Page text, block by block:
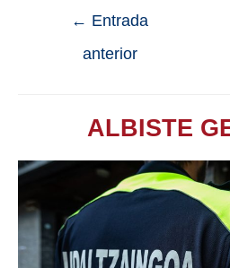
← Entrada
anterior
ALBISTE